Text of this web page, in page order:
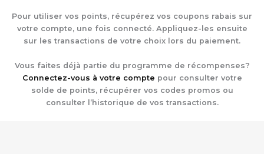
Pour utiliser vos points, récupérez vos coupons rabais sur
votre compte, une fois connecté. Appliquez-les ensuite
sur les transactions de votre choix lors du paiement.
Vous faites déjà partie du programme de récompenses?
Connectez-vous à votre compte pour consulter votre
solde de points, récupérer vos codes promos ou
consulter l’historique de vos transactions.